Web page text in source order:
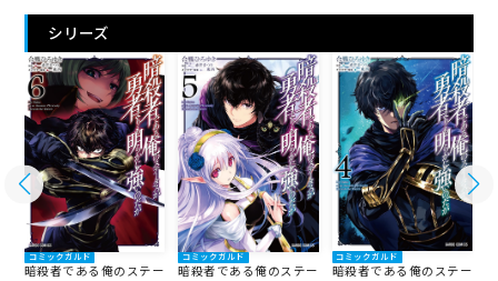
シリーズ
コミックガルド
暗殺者である俺のステー
コミックガルド
暗殺者である俺のステー
コミックガルド
暗殺者である俺のステー